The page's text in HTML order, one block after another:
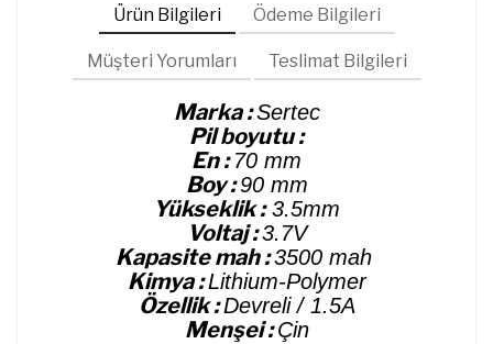
Ürün Bilgileri Ödeme Bilgileri
Müşteri Yorumları Teslimat Bilgileri
Marka :Sertec
Pil boyutu :
En :70 mm
Boy :90 mm
Yükseklik :3.5mm
Voltaj :3.7V
Kapasite mah :3500 mah
Kimya :Lithium-Polymer
Özellik :Devreli / 1.5A
Menşei :Çin